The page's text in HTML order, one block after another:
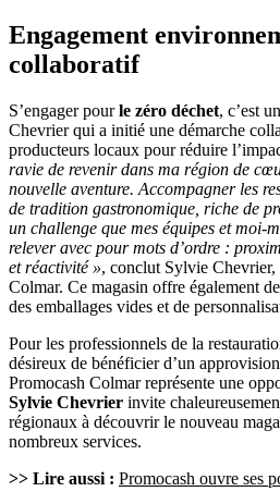
Engagement
collaboratif
S’engager pourle zéro déchet, c’est
Chevrier qui a initié une démarche
producteurs locaux pour réduire
ravie de revenir dans ma région de
nouvelle aventure. Accompagner les
de tradition gastronomique, riche de
un challenge que mes équipes et moi-
relever avec pour mots d’ordre :
et réactivité », conclut Sylvie Chevrier,
Colmar. Ce magasin offre également
des emballages vides et de
Pour les professionnels de la
désireux de bénéficier d’un
Promocash Colmar représente une
Sylvie Chevrier invite
régionaux à découvrir le nouveau
nombreux services.
>> Lire aussi : Promocash ouvre ses